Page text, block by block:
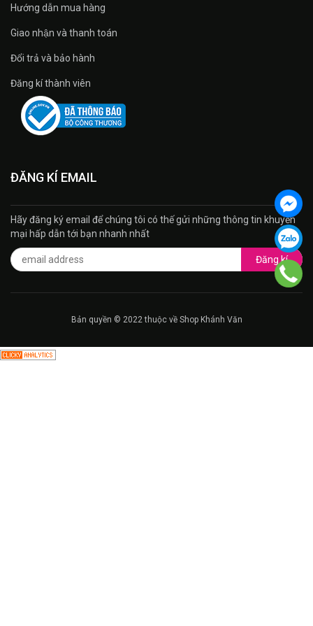
Hướng dẫn mua hàng
Giao nhận và thanh toán
Đổi trả và bảo hành
Đăng kí thành viên
ĐĂNG KÍ EMAIL
Hãy đăng ký email để chúng tôi có thế gửi những thông tin khuyến
mại hấp dẫn tới bạn nhanh nhất
Đăng kí
Bản quyền © 2022 thuộc về Shop Khánh Văn